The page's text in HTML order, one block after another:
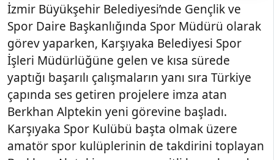
İzmir Büyükşehir Belediyesi’nde Gençlik ve
Spor Daire Başkanlığında Spor Müdürü olarak
görev yaparken, Karşıyaka Belediyesi Spor
İşleri Müdürlüğüne gelen ve kısa sürede
yaptığı başarılı çalışmaların yanı sıra Türkiye
çapında ses getiren projelere imza atan
Berkhan Alptekin yeni görevine başladı.
Karşıyaka Spor Kulübü başta olmak üzere
amatör spor kulüplerinin de takdirini toplayan